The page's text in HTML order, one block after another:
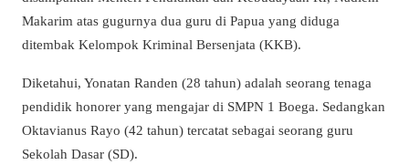
Makarim atas gugurnya dua guru di Papua yang diduga
ditembak Kelompok Kriminal Bersenjata (KKB).
Diketahui, Yonatan Randen (28 tahun) adalah seorang tenaga
pendidik honorer yang mengajar di SMPN 1 Boega. Sedangkan
Oktavianus Rayo (42 tahun) tercatat sebagai seorang guru
Sekolah Dasar (SD).